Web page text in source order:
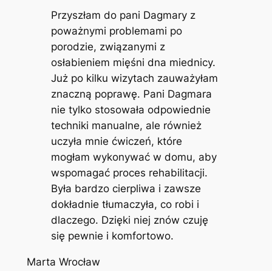
Przyszłam do pani Dagmary z
poważnymi problemami po
porodzie, związanymi z
osłabieniem mięśni dna miednicy.
Już po kilku wizytach zauważyłam
znaczną poprawę. Pani Dagmara
nie tylko stosowała odpowiednie
techniki manualne, ale również
uczyła mnie ćwiczeń, które
mogłam wykonywać w domu, aby
wspomagać proces rehabilitacji.
Była bardzo cierpliwa i zawsze
dokładnie tłumaczyła, co robi i
dlaczego. Dzięki niej znów czuję
się pewnie i komfortowo.
Marta Wrocław